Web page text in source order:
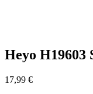
Heyo H19603
17,99 €